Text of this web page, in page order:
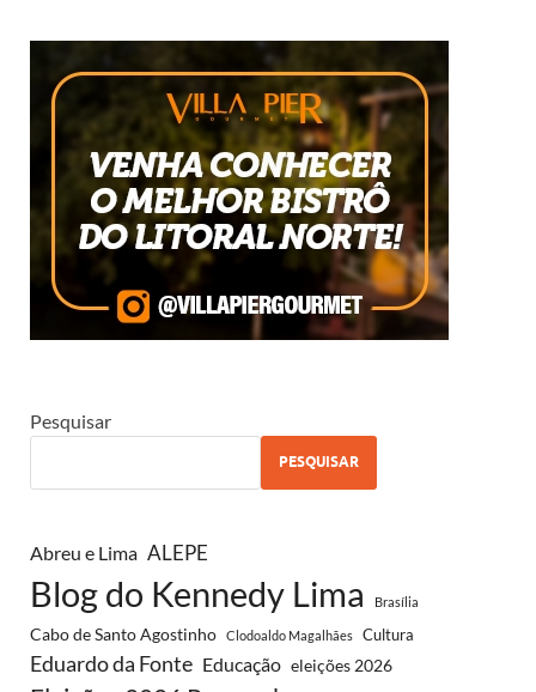
Pesquisar
PESQUISAR
Abreu e Lima ALEPE
Blog do Kennedy Lima Brasília
Cabo de Santo Agostinho Clodoaldo Magalhães Cultura
Eduardo da Fonte Educação eleições 2026